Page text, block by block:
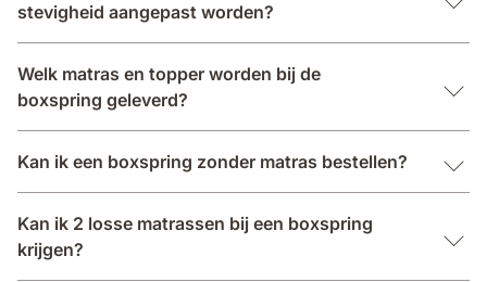
stevigheid aangepast worden?
Welk matras en topper worden bij de
boxspring geleverd?
Kan ik een boxspring zonder matras bestellen?
Kan ik 2 losse matrassen bij een boxspring
krijgen?